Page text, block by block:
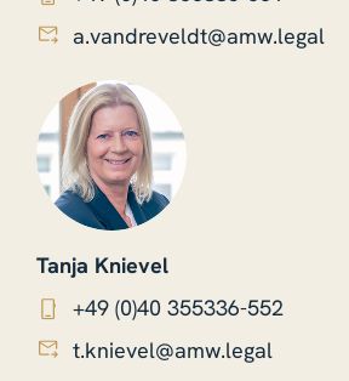
a.vandreveldt@amw.legal
Tanja Knievel
+49 (0)40 355336-552
t.knievel@amw.legal